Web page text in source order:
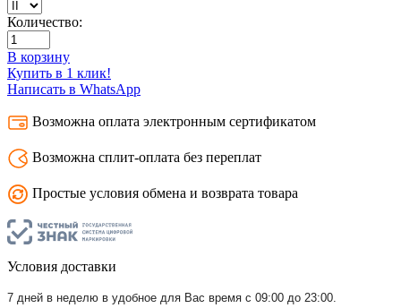
Количество:
В корзину
Купить в 1 клик!
Написать в WhatsApp
Возможна оплата электронным сертификатом
Возможна сплит-оплата без переплат
Простые условия обмена и возврата товара
Условия доставки
7 дней в неделю в удобное для Вас время с 09:00 до 23:00.